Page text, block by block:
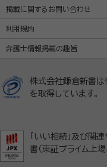
掲載に関するお問い合わせ
利用規約
弁護士情報掲載の趣旨
株式会社鎌倉新書は
を取得しています。
「いい相続」及び関
書（東証プライム上